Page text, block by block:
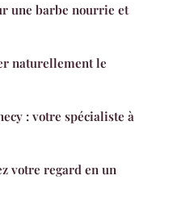
une barbe nourrie et
naturellement le
: votre spécialiste à
votre regard en un